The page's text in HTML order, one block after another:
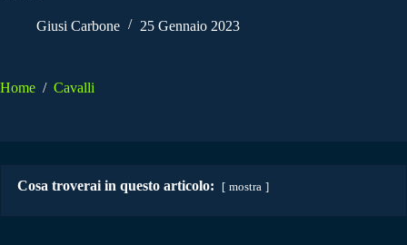
Giusi Carbone 25 Gennaio 2023
Home / Cavalli
Cosa troverai in questo articolo: mostra